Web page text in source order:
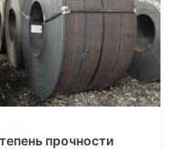
прочности